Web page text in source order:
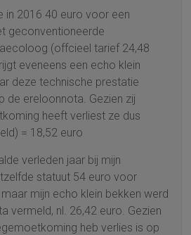
in 2016 40 euro voor een
geconventioneerde
(offcieel tarief 24,48
eveneens een echo klein
deze technische prestatie
de ereloonnota. Gezien zij
heeft verliest ze dus
= 18,52 euro
verleden jaar bij mijn
statuut 54 euro voor
mijn echo klein bekken werd
vermeld, nl. 26,42 euro. Gezien
heb verlies is op